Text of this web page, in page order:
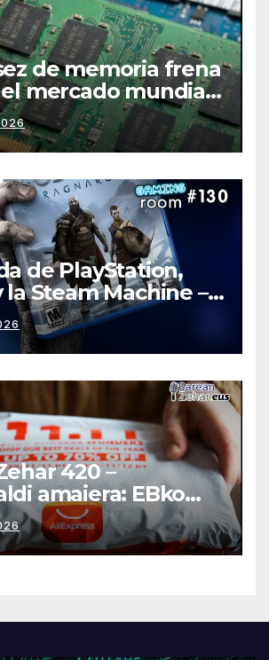
de memoria frena
mercado mundial
de PlayStation,
la Steam Machine –
#130
420 –
amaiera: EBko
berriak
AEBetako AAren
Googleri behin
bideojoko